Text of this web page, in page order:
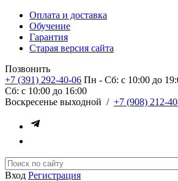
Оплата и доставка
Обучение
Гарантия
Старая версия сайта
Позвонить
+7 (391) 292-40-06 Пн - Сб: c 10:00 до
Сб: c 10:00 до 16:00
​Воскресенье выходной / +7 (908) 212-
Вход Регистрация